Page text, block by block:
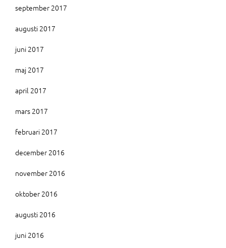
september 2017
augusti 2017
juni 2017
maj 2017
april 2017
mars 2017
februari 2017
december 2016
november 2016
oktober 2016
augusti 2016
juni 2016